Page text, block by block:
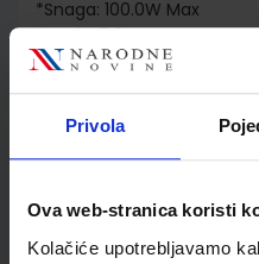
Privola
Ova web-stranica koristi
Kolačiće upotrebljavamo
*Snaga: 100.0W Max
*Struja: 5.0A Max
*Duljina: 1m/3.3ft
Detalji proizvoda
Šifra proizvoda
Garancija